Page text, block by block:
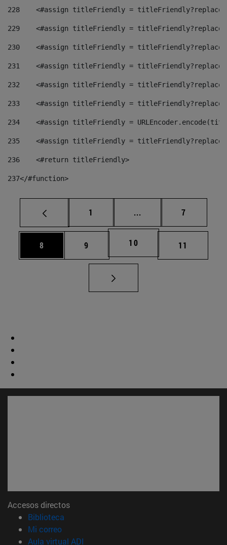
228
<#assign titleFriendly =
229
<#assign titleFriendly =
230
<#assign titleFriendly =
231
<#assign titleFriendly =
232
<#assign titleFriendly =
233
<#assign titleFriendly =
234
<#assign titleFriendly =
235
<#assign titleFriendly =
236
    <#return titleFriendly>
237</#function>
Página
1 ... Páginas intermedias
Página
7
Página
8 Página
9 Página
10 Página
11
Accesos directos
Biblioteca
Mi correo(abre en nueva ventana)
Aula virtual ADI